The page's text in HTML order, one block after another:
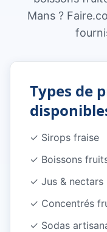
Mans ?
Types de
✓ Sirops fraise
✓ Boissons
✓ Jus & nectars
✓ Concentrés
✓ Sodas